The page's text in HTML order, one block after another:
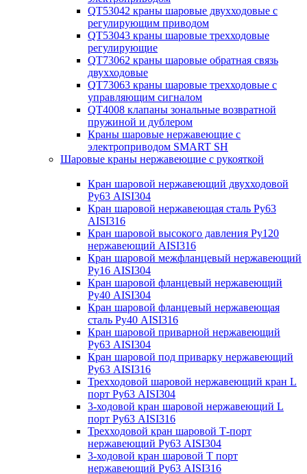
QT53042 краны шаровые двухходовые с
регулирующим приводом
QT53043 краны шаровые трехходовые
регулирующие
QT73062 краны шаровые обратная связь
двухходовые
QT73063 краны шаровые трехходовые с
управляющим сигналом
QT4008 клапаны зональные возвратной
пружиной и дублером
Краны шаровые нержавеющие с
электроприводом SMART SH
Шаровые краны нержавеющие с рукояткой
Кран шаровой нержавеющий двухходовой
Ру63 AISI304
Кран шаровой нержавеющая сталь Ру63
AISI316
Кран шаровой высокого давления Ру120
нержавеющий AISI316
Кран шаровой межфланцевый нержавеющий
Ру16 AISI304
Кран шаровой фланцевый нержавеющий
Ру40 AISI304
Кран шаровой фланцевый нержавеющая
сталь Ру40 AISI316
Кран шаровой приварной нержавеющий
Ру63 AISI304
Кран шаровой под приварку нержавеющий
Ру63 AISI316
Трехходовой шаровой нержавеющий кран L
порт Ру63 AISI304
3-ходовой кран шаровой нержавеющий L
порт Ру63 AISI316
Трехходовой кран шаровой Т-порт
нержавеющий Ру63 AISI304
3-ходовой кран шаровой Т порт
нержавеющий Ру63 AISI316